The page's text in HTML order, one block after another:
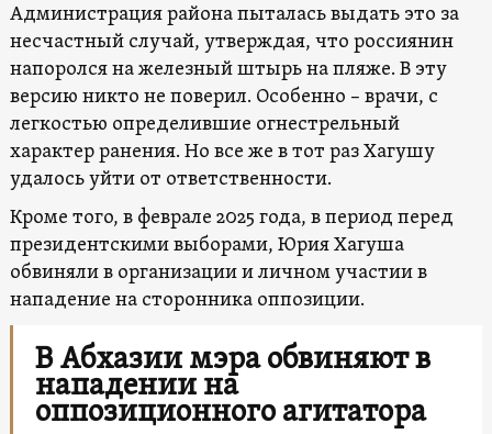
Администрация района пыталась выдать это за
несчастный случай, утверждая, что россиянин
напоролся на железный штырь на пляже. В эту
версию никто не поверил. Особенно – врачи, с
легкостью определившие огнестрельный
характер ранения. Но все же в тот раз Хагушу
удалось уйти от ответственности.
Кроме того, в феврале 2025 года, в период перед
президентскими выборами, Юрия Хагуша
обвиняли в организации и личном участии в
нападение на сторонника оппозиции.
В Абхазии мэра обвиняют в
нападении на
оппозиционного агитатора